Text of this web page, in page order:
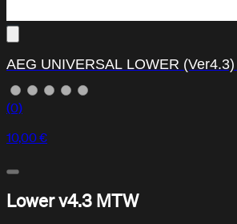
AEG UNIVERSAL LOWER
(0)
10,00 €
Lower v4.3 MTW